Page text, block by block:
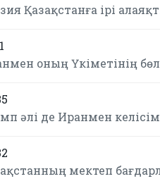
Қазақстанға ірі
оның Үкіметінің
әлі де Иранмен
мектеп